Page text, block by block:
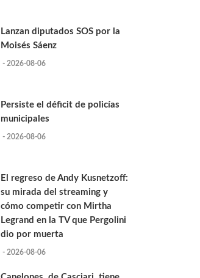
Lanzan diputados SOS por la
Moisés Sáenz
- 2026-08-06
Persiste el déficit de policías
municipales
- 2026-08-06
El regreso de Andy Kusnetzoff:
su mirada del streaming y
cómo competir con Mirtha
Legrand en la TV que Pergolini
dio por muerta
- 2026-08-06